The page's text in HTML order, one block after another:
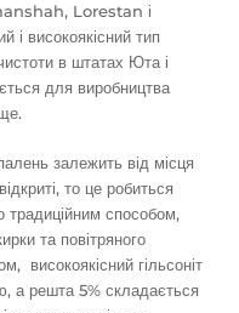
Lorestan і
і високоякісний тип
в штатах Юта і
для виробництва
залежить від місця
то це робиться
способом,
та повітряного
високоякісний гільсоніт
а решта 5% складається